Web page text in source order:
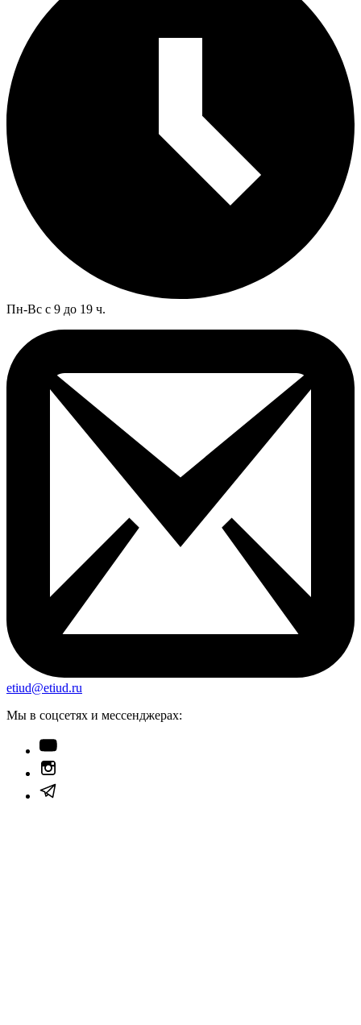
Пн-Вс с 9 до 19 ч.
etiud@etiud.ru
Мы в соцсетях и мессенджерах: